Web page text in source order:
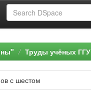
Труды учёных ГГУ
с шестом